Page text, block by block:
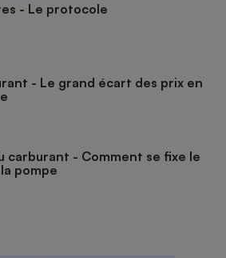
- Le protocole
- Le grand écart des prix en
carburant - Comment se fixe le
pompe